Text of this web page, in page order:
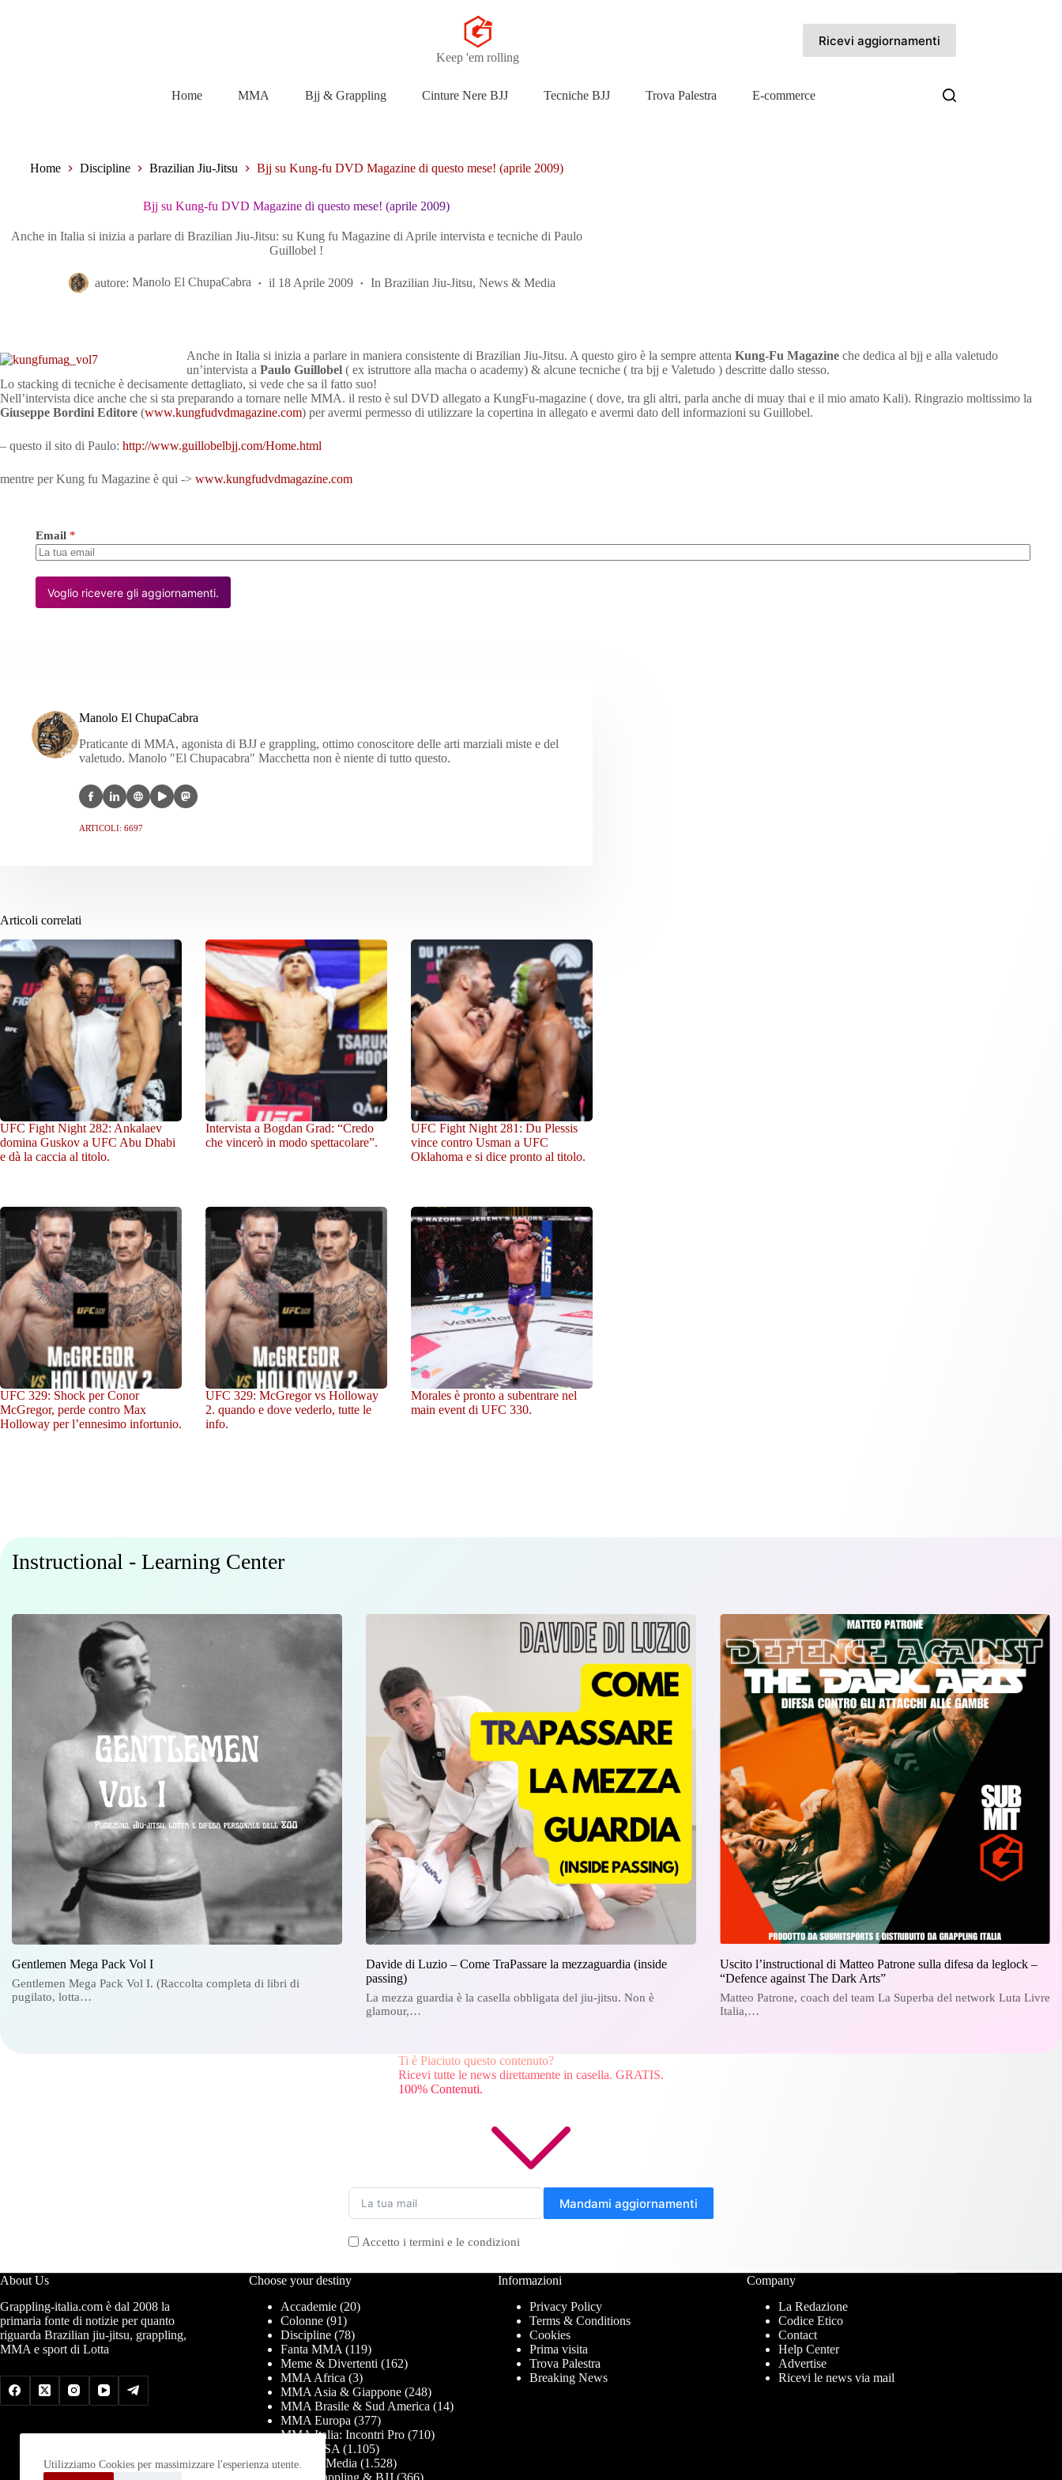
Utilizziamo Cookies per massimizzare l'esperienza utente.
Keep 'em rolling
Ricevi aggiornamenti
Home MMA Bjj & Grappling Cinture Nere BJJ Tecniche BJJ Trova Palestra E-commerce
Home Discipline Brazilian Jiu-Jitsu Bjj su Kung-fu DVD Magazine di questo mese! (aprile 2009)
Bjj su Kung-fu DVD Magazine di questo mese! (aprile 2009)
Anche in Italia si inizia a parlare di Brazilian Jiu-Jitsu: su Kung fu Magazine di Aprile intervista e tecniche di Paulo
Guillobel !
autore: Manolo El ChupaCabra il 18 Aprile 2009 In Brazilian Jiu-Jitsu,News & Media
Anche in Italia si inizia a parlare in maniera consistente di Brazilian Jiu-Jitsu. A questo giro è la sempre attenta Kung-Fu Magazine che dedica al bjj e alla valetudo
un’intervista a Paulo Guillobel ( ex istruttore alla macha o academy) & alcune tecniche ( tra bjj e Valetudo ) descritte dallo stesso.
Lo stacking di tecniche è decisamente dettagliato, si vede che sa il fatto suo!
Nell’intervista dice anche che si sta preparando a tornare nelle MMA. il resto è sul DVD allegato a KungFu-magazine ( dove, tra gli altri, parla anche di muay thai e il mio amato Kali). Ringrazio moltissimo la
Giuseppe Bordini Editore (www.kungfudvdmagazine.com) per avermi permesso di utilizzare la copertina in allegato e avermi dato dell informazioni su Guillobel.
– questo il sito di Paulo: http://www.guillobelbjj.com/Home.html
mentre per Kung fu Magazine è qui -> www.kungfudvdmagazine.com
Email *
Voglio ricevere gli aggiornamenti.
Manolo El ChupaCabra
Praticante di MMA, agonista di BJJ e grappling, ottimo conoscitore delle arti marziali miste e del
valetudo. Manolo "El Chupacabra" Macchetta non è niente di tutto questo.
ARTICOLI: 6697
Articoli correlati
UFC Fight Night 282: Ankalaev
domina Guskov a UFC Abu Dhabi
e dà la caccia al titolo.
Intervista a Bogdan Grad: “Credo
che vincerò in modo spettacolare”.
UFC Fight Night 281: Du Plessis
vince contro Usman a UFC
Oklahoma e si dice pronto al titolo.
UFC 329: Shock per Conor
McGregor, perde contro Max
Holloway per l’ennesimo infortunio.
UFC 329: McGregor vs Holloway
2. quando e dove vederlo, tutte le
info.
Morales è pronto a subentrare nel
main event di UFC 330.
Instructional - Learning Center
Gentlemen Mega Pack Vol I
Gentlemen Mega Pack Vol I. (Raccolta completa di libri di
pugilato, lotta…
Davide di Luzio – Come TraPassare la mezzaguardia (inside
passing)
La mezza guardia è la casella obbligata del jiu-jitsu. Non è
glamour,…
Uscito l’instructional di Matteo Patrone sulla difesa da leglock –
“Defence against The Dark Arts”
Matteo Patrone, coach del team La Superba del network Luta Livre
Italia,…
Ti è Piaciuto questo contenuto?
Ricevi tutte le news direttamente in casella. GRATIS.
100% Contenuti.
Mandami aggiornamenti
Accetto i termini e le condizioni
About Us
Grappling-italia.com è dal 2008 la
primaria fonte di notizie per quanto
riguarda Brazilian jiu-jitsu, grappling,
MMA e sport di Lotta
Choose your destiny
Accademie(20)
Colonne(91)
Discipline(78)
Fanta MMA (119)
Meme & Divertenti (162)
MMA Africa (3)
MMA Asia & Giappone(248)
MMA Brasile & Sud America (14)
MMA Europa (377)
MMA Italia: Incontri Pro(710)
MMA USA (1.105)
News & Media (1.528)
PRO Grappling & BJJ(366)
Informazioni
Privacy Policy
Terms & Conditions
Cookies
Prima visita
Trova Palestra
Breaking News
Company
La Redazione
Codice Etico
Contact
Help Center
Advertise
Ricevi le news via mail